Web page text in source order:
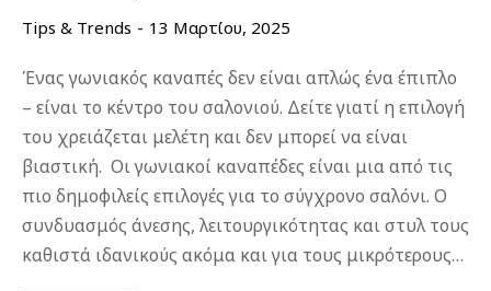
Tips & Trends 13 Μαρτίου, 2025
Ένας γωνιακός καναπές δεν είναι απλώς ένα έπιπλο
– είναι το κέντρο του σαλονιού. Δείτε γιατί η επιλογή
του χρειάζεται μελέτη και δεν μπορεί να είναι
βιαστική. Οι γωνιακοί καναπέδες είναι μια από τις
πιο δημοφιλείς επιλογές για το σύγχρονο σαλόνι. Ο
συνδυασμός άνεσης, λειτουργικότητας και στυλ τους
καθιστά ιδανικούς ακόμα και για τους μικρότερους…